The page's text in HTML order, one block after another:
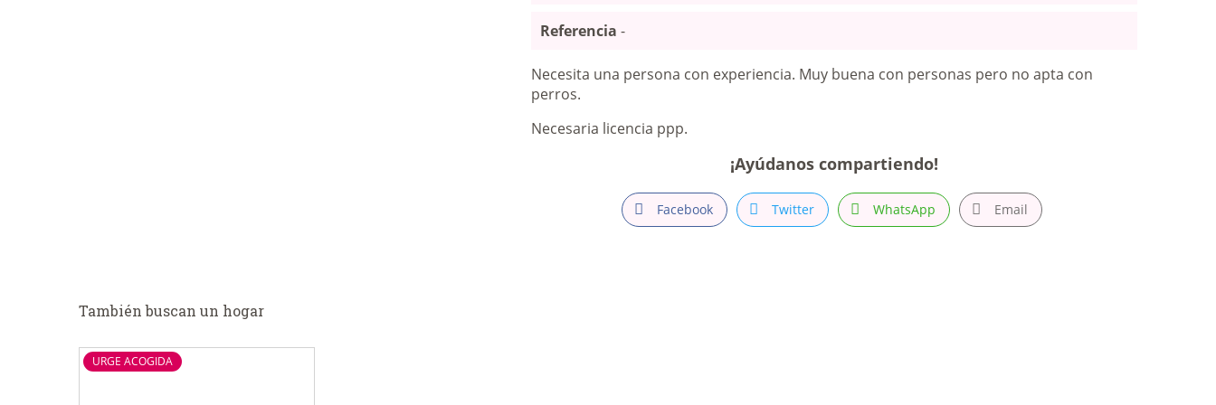
Referencia -
Necesita una persona con experiencia. Muy buena con personas pero no apta con
perros.
Necesaria licencia ppp.
¡Ayúdanos compartiendo!
Facebook Twitter WhatsApp Email
También buscan un hogar
URGE ACOGIDA